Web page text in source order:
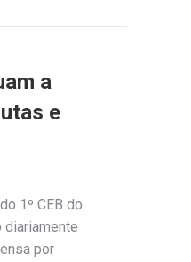
a
e
1º CEB do
diariamente
por